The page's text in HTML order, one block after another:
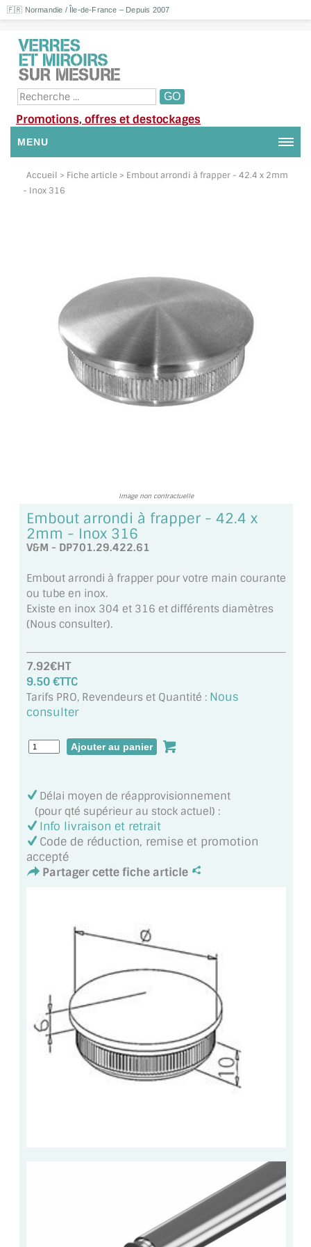
🇫🇷 Normandie / Île-de-France – Depuis 2007
Promotions, offres et destockages
MENU
NOUS CONTACTER
SUIVI DE COMMANDE
TOUS LES TARIFS AU M2
GUIDE : CHOIX PAR UTILISATION
INSPIRATIONS ET NOUVEAUTÉS
MIROIR VIEILLI
MIROIR DÉCORATIF DE COULEUR
LOTS DE MIROIRS EN MOZAÏQUE
MIROIR POUR PORTE
MIROIR PAROI DE DOUCHE
MIROIR POUR SALLE DE SPORT
MIROIR ENCADRÉ
VERRE SUR MESURE
VERRE EXTRACLAIR
VERRE TREMPÉ (SÉCURIT)
VERRE FEUILLETÉ
VERRE ANTI-REFLET
VERRE LAQUÉ/CRÉDENCE
VERRE FEUILLETÉ/TREMPÉ
DALLE DE SOL EN VERRE
Accueil > Fiche article > Embout arrondi à frapper - 42.4 x 2mm
- Inox 316
Image non contractuelle
Embout arrondi à frapper - 42.4 x
2mm - Inox 316
V&M - DP701.29.422.61
Embout arrondi à frapper pour votre main courante
ou tube en inox.
Existe en inox 304 et 316 et différents diamètres
(Nous consulter).
7.92€HT
9.50 €TTC
Tarifs PRO, Revendeurs et Quantité : Nous
consulter
Délai moyen de réapprovisionnement
(pour qté supérieur au stock actuel) :
Info livraison et retrait
Code de réduction, remise et promotion
accepté
Partager cette fiche article